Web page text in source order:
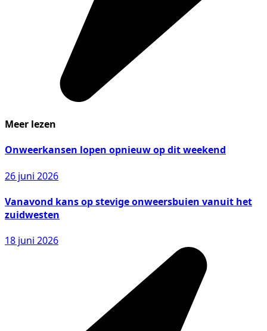
Meer lezen
Onweerkansen lopen opnieuw op dit weekend
26 juni 2026
Vanavond kans op stevige onweersbuien vanuit het
zuidwesten
18 juni 2026